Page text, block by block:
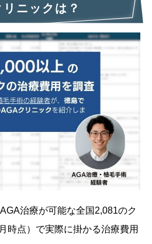
ニックは？
治療が可能な全国2,081のク
時点）で実際に掛かる治療費用